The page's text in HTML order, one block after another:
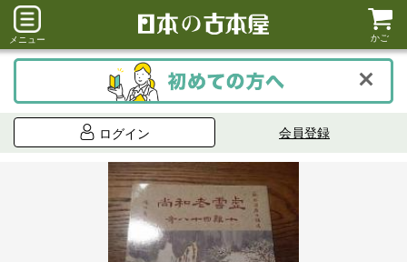
メニュー かご
ログイン 会員登録